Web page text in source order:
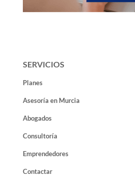
SERVICIOS
Planes
Asesoría en Murcia
Abogados
Consultoría
Emprendedores
Contactar